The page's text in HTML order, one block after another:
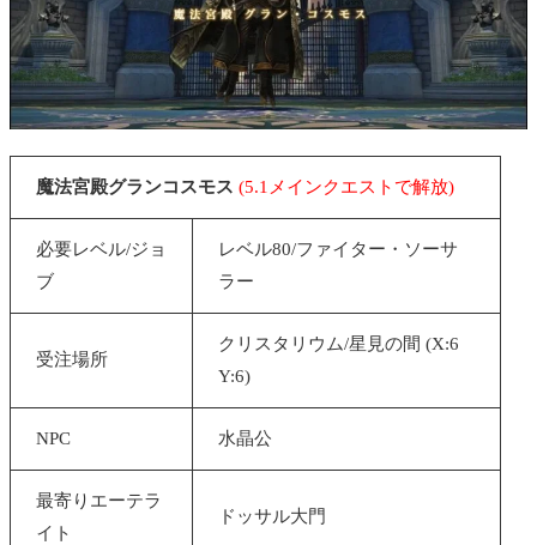
魔法宮殿グランコスモス (5.1メインクエストで解放)
必要レベル/ジョ
ブ
レベル80/ファイター・ソーサ
ラー
受注場所
クリスタリウム/星見の間 (X:6
Y:6)
NPC 水晶公
最寄りエーテラ
イト
ドッサル大門